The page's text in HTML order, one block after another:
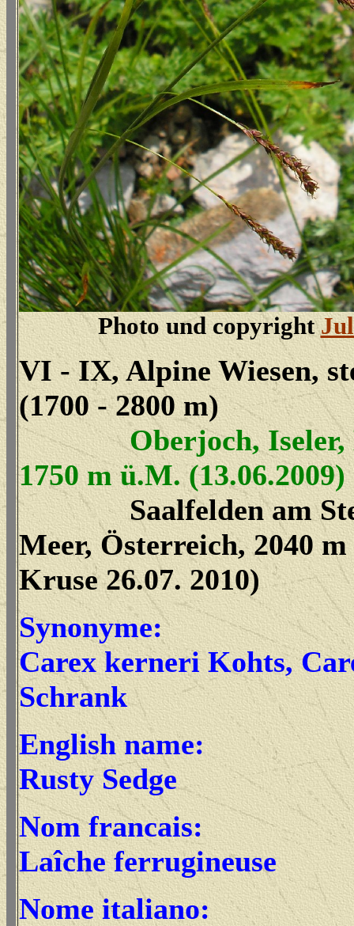
Photo und copyright
VI - IX, Alpine Wiesen,
(1700 - 2800 m)
Oberjoch, Iseler,
1750 m ü.M. (13.06.2009)
Saalfelden am
Meer, Österreich, 2040
Kruse 26.07. 2010)
Synonyme:
Carex kerneri Kohts,
Schrank
English name:
Rusty Sedge
Nom francais:
Laîche ferrugineuse
Nome italiano: